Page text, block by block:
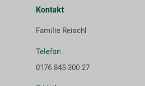
Kontakt
Familie Reischl
Telefon
0176 845 300 27